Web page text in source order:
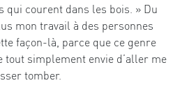
qui courent dans les bois. » Du
mon travail à des personnes
façon-là, parce que ce genre
tout simplement envie d’aller me
tomber.